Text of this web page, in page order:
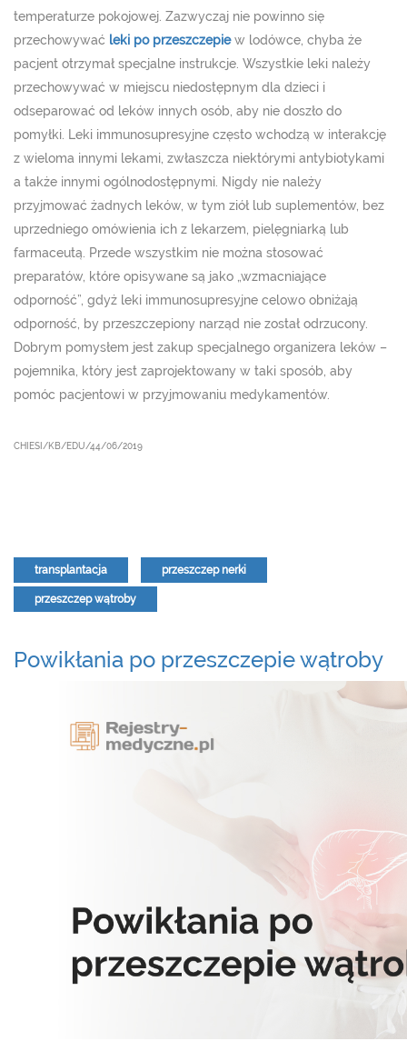
temperaturze pokojowej. Zazwyczaj nie powinno się
przechowywać leki po przeszczepiew lodówce, chyba że
pacjent otrzymał specjalne instrukcje. Wszystkie leki należy
przechowywać w miejscu niedostępnym dla dzieci i
odseparować od leków innych osób, aby nie doszło do
pomyłki. Leki immunosupresyjne często wchodzą w interakcję
z wieloma innymi lekami, zwłaszcza niektórymi antybiotykami
a także innymi ogólnodostępnymi. Nigdy nie należy
przyjmować żadnych leków, w tym ziół lub suplementów, bez
uprzedniego omówienia ich z lekarzem, pielęgniarką lub
farmaceutą. Przede wszystkim nie można stosować
preparatów, które opisywane są jako „wzmacniające
odporność”, gdyż leki immunosupresyjne celowo obniżają
odporność, by przeszczepiony narząd nie został odrzucony.
Dobrym pomysłem jest zakup specjalnego organizera leków –
pojemnika, który jest zaprojektowany w taki sposób, aby
pomóc pacjentowi w przyjmowaniu medykamentów.
CHIESI/KB/EDU/44/06/2019
transplantacja przeszczep nerki
przeszczep wątroby
Powikłania po przeszczepie wątroby